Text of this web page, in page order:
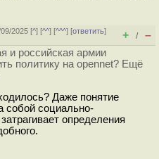
2025 [^] [^^] [^^^] [ответить]
+ / –
и российская армии
политику на opennet? Ещё
Даже понятие
собой социально-
определения